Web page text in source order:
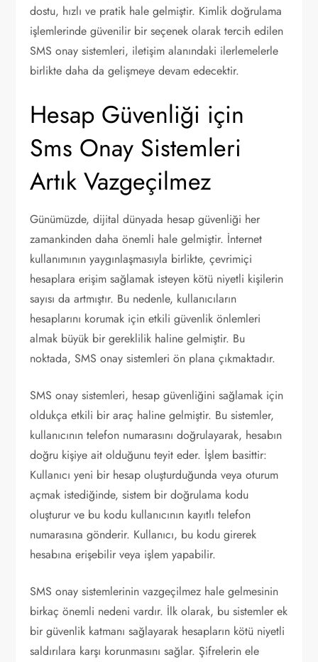
dostu, hızlı ve pratik hale gelmiştir. Kimlik doğrulama
işlemlerinde güvenilir bir seçenek olarak tercih edilen
SMS onay sistemleri, iletişim alanındaki ilerlemelerle
birlikte daha da gelişmeye devam edecektir.
Hesap Güvenliği için
Sms Onay Sistemleri
Artık Vazgeçilmez
Günümüzde, dijital dünyada hesap güvenliği her
zamankinden daha önemli hale gelmiştir. İnternet
kullanımının yaygınlaşmasıyla birlikte, çevrimiçi
hesaplara erişim sağlamak isteyen kötü niyetli kişilerin
sayısı da artmıştır. Bu nedenle, kullanıcıların
hesaplarını korumak için etkili güvenlik önlemleri
almak büyük bir gereklilik haline gelmiştir. Bu
noktada, SMS onay sistemleri ön plana çıkmaktadır.
SMS onay sistemleri, hesap güvenliğini sağlamak için
oldukça etkili bir araç haline gelmiştir. Bu sistemler,
kullanıcının telefon numarasını doğrulayarak, hesabın
doğru kişiye ait olduğunu teyit eder. İşlem basittir:
Kullanıcı yeni bir hesap oluşturduğunda veya oturum
açmak istediğinde, sistem bir doğrulama kodu
oluşturur ve bu kodu kullanıcının kayıtlı telefon
numarasına gönderir. Kullanıcı, bu kodu girerek
hesabına erişebilir veya işlem yapabilir.
SMS onay sistemlerinin vazgeçilmez hale gelmesinin
birkaç önemli nedeni vardır. İlk olarak, bu sistemler ek
bir güvenlik katmanı sağlayarak hesapların kötü niyetli
saldırılara karşı korunmasını sağlar. Şifrelerin ele